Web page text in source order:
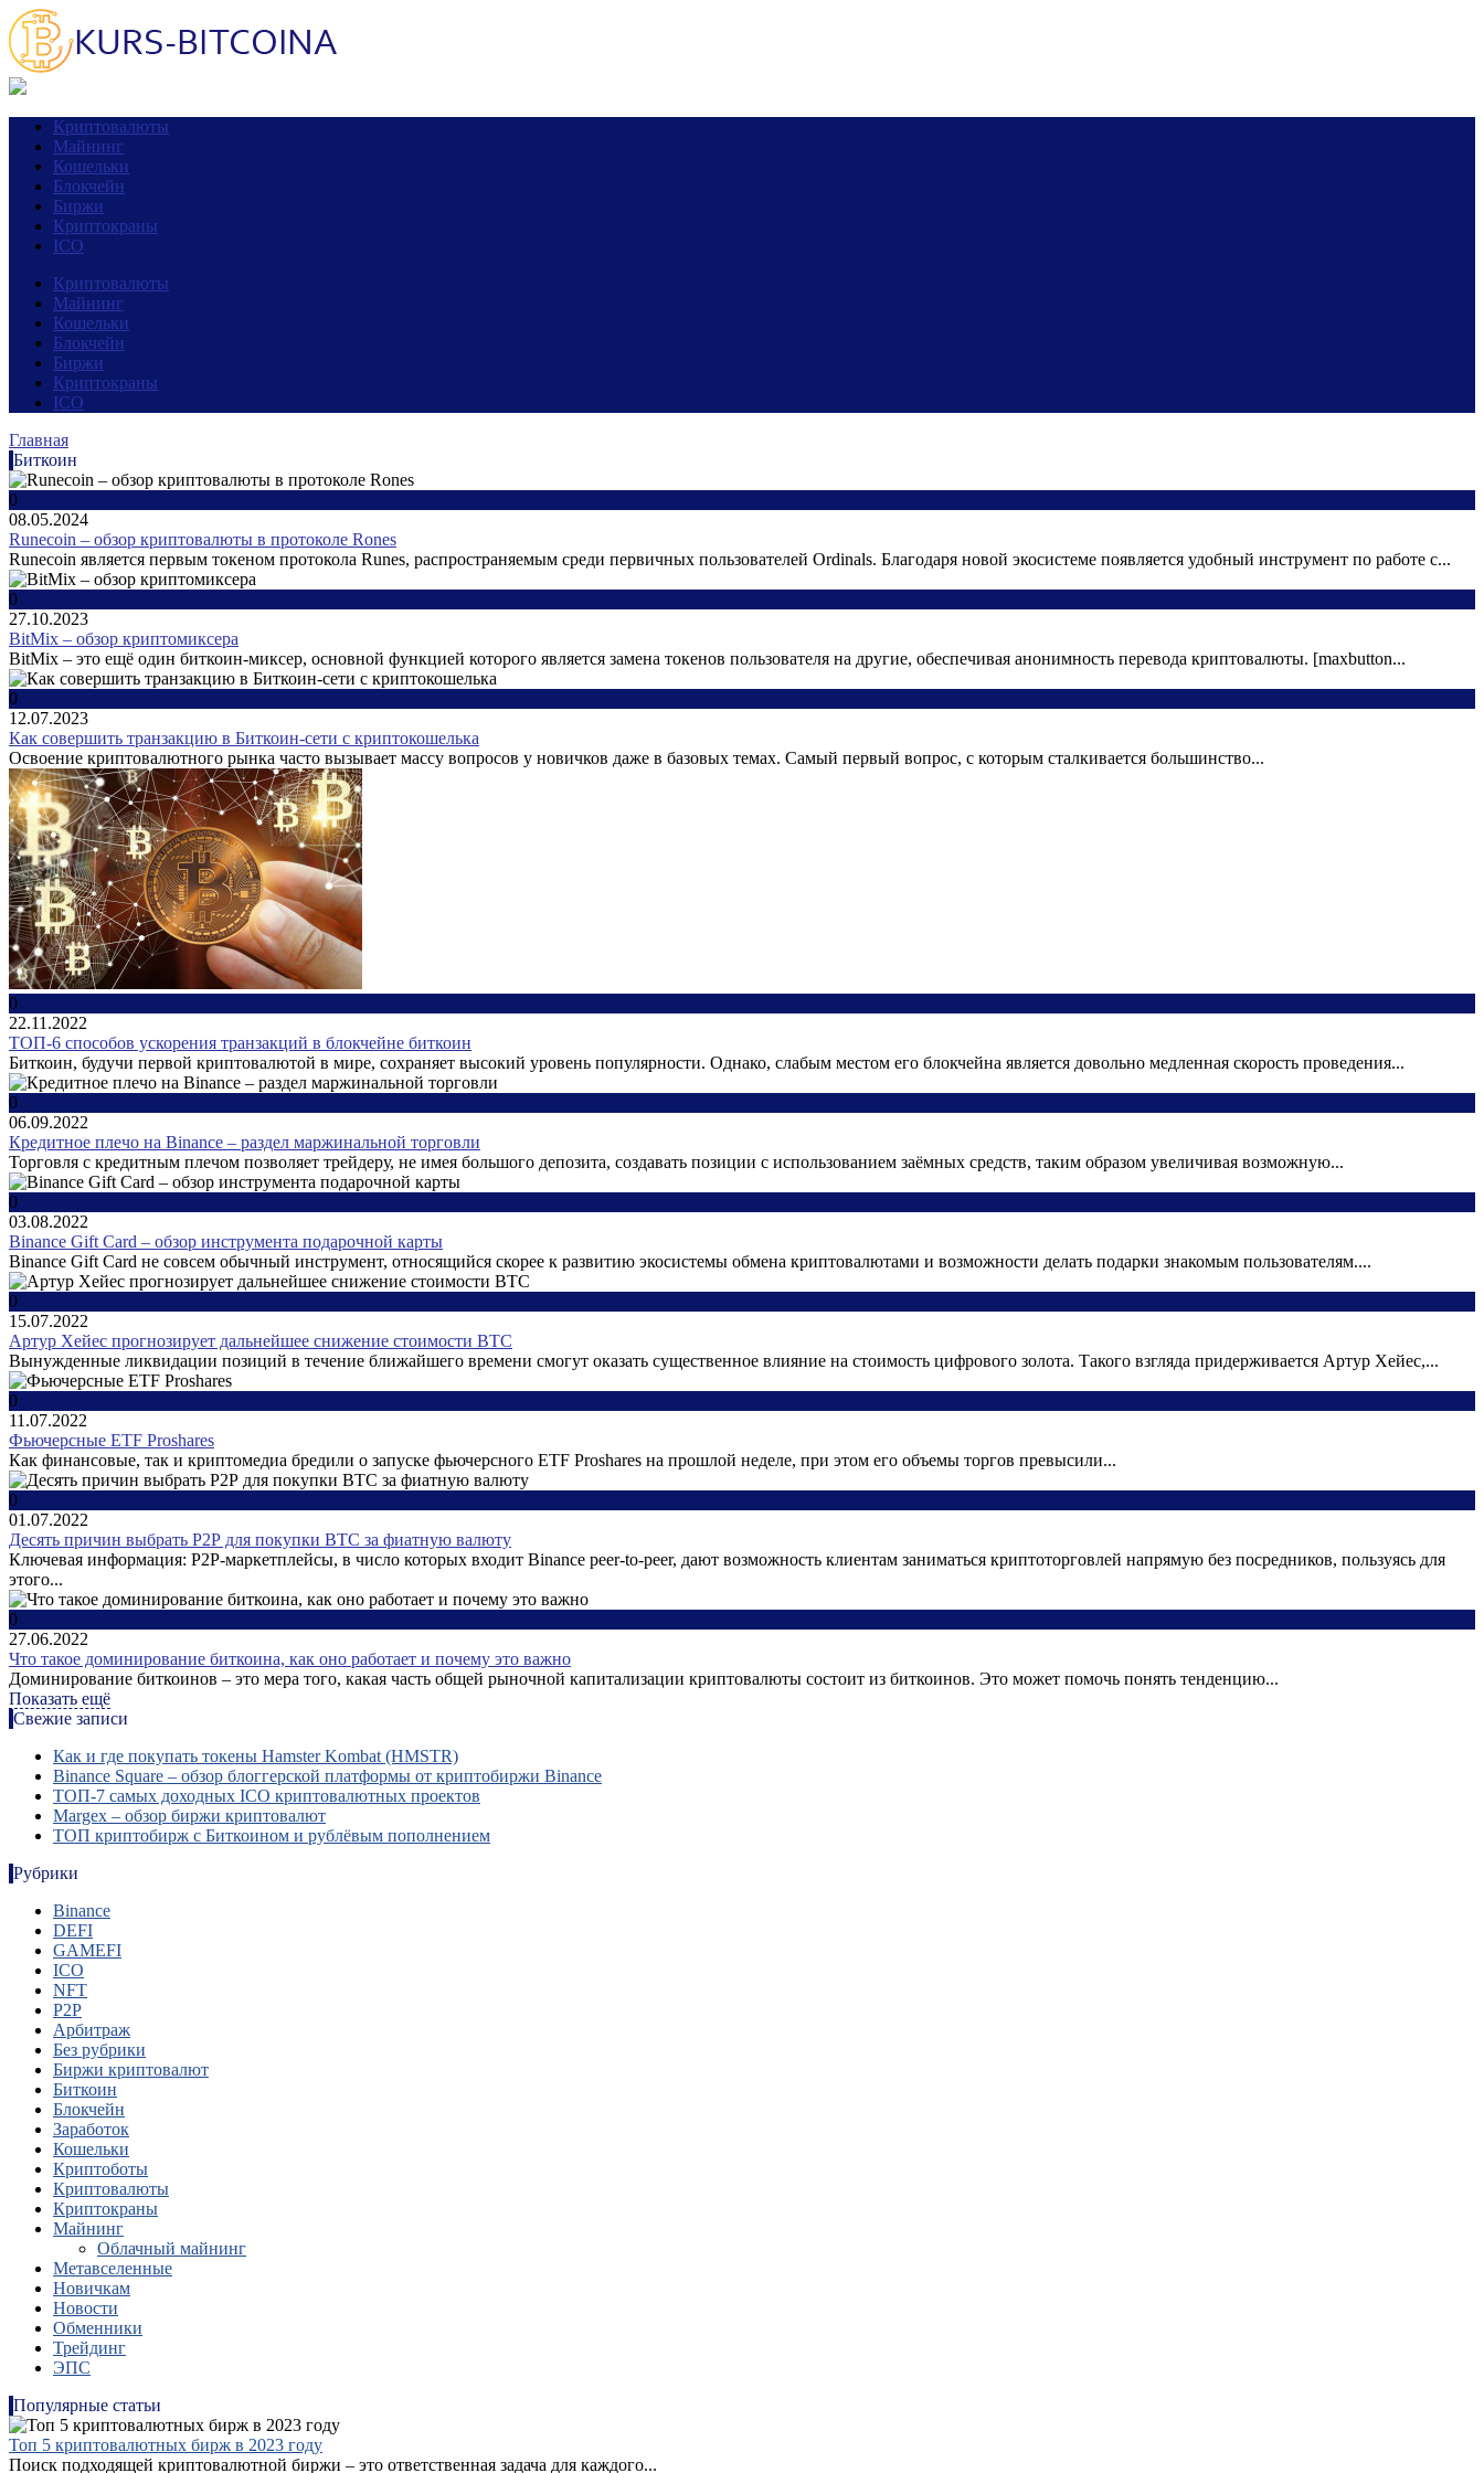
Криптовалюты
Майнинг
Кошельки
Блокчейн
Биржи
Криптокраны
ICO
Криптовалюты
Майнинг
Кошельки
Блокчейн
Биржи
Криптокраны
ICO
Главная
Биткоин
0
08.05.2024
Runecoin – обзор криптовалюты в протоколе Rones
Runecoin является первым токеном протокола Runes, распространяемым среди первичных пользователей Ordinals. Благодаря новой экосистеме появляется удобный инструмент по работе с...
0
27.10.2023
BitMix – обзор криптомиксера
BitMix – это ещё один биткоин-миксер, основной функцией которого является замена токенов пользователя на другие, обеспечивая анонимность перевода криптовалюты. [maxbutton...
0
12.07.2023
Как совершить транзакцию в Биткоин-сети с криптокошелька
Освоение криптовалютного рынка часто вызывает массу вопросов у новичков даже в базовых темах. Самый первый вопрос, с которым сталкивается большинство...
0
22.11.2022
ТОП-6 способов ускорения транзакций в блокчейне биткоин
Биткоин, будучи первой криптовалютой в мире, сохраняет высокий уровень популярности. Однако, слабым местом его блокчейна является довольно медленная скорость проведения...
0
06.09.2022
Кредитное плечо на Binance – раздел маржинальной торговли
Торговля с кредитным плечом позволяет трейдеру, не имея большого депозита, создавать позиции с использованием заёмных средств, таким образом увеличивая возможную...
0
03.08.2022
Binance Gift Card – обзор инструмента подарочной карты
Binance Gift Card не совсем обычный инструмент, относящийся скорее к развитию экосистемы обмена криптовалютами и возможности делать подарки знакомым пользователям....
0
15.07.2022
Артур Хейес прогнозирует дальнейшее снижение стоимости ВТС
Вынужденные ликвидации позиций в течение ближайшего времени смогут оказать существенное влияние на стоимость цифрового золота. Такого взгляда придерживается Артур Хейес,...
0
11.07.2022
Фьючерсные ETF Proshares
Как финансовые, так и криптомедиа бредили о запуске фьючерсного ETF Proshares на прошлой неделе, при этом его объемы торгов превысили...
0
01.07.2022
Десять причин выбрать Р2Р для покупки ВТС за фиатную валюту
Ключевая информация: P2P-маркетплейсы, в число которых входит Binance peer-to-peer, дают возможность клиентам заниматься криптоторговлей напрямую без посредников, пользуясь для
этого...
0
27.06.2022
Что такое доминирование биткоина, как оно работает и почему это важно
Доминирование биткоинов – это мера того, какая часть общей рыночной капитализации криптовалюты состоит из биткоинов. Это может помочь понять тенденцию...
Показать ещё
Свежие записи
Как и где покупать токены Hamster Kombat (HMSTR)
Binance Square – обзор блоггерской платформы от криптобиржи Binance
ТОП-7 самых доходных ICO криптовалютных проектов
Margex – обзор биржи криптовалют
ТОП криптобирж с Биткоином и рублёвым пополнением
Рубрики
Binance
DEFI
GAMEFI
ICO
NFT
P2P
Арбитраж
Без рубрики
Биржи криптовалют
Биткоин
Блокчейн
Заработок
Кошельки
Криптоботы
Криптовалюты
Криптокраны
Майнинг
Облачный майнинг
Метавселенные
Новичкам
Новости
Обменники
Трейдинг
ЭПС
Популярные статьи
Топ 5 криптовалютных бирж в 2023 году
Поиск подходящей криптовалютной биржи – это ответственная задача для каждого...